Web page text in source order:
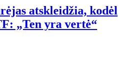
atskleidžia, kodėl
„Ten yra vertė“